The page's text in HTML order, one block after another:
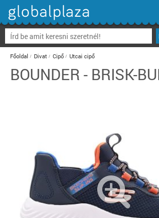
Főoldal Divat Cipő Utcai cipő
BOUNDER - BRISK-